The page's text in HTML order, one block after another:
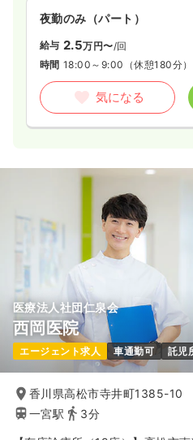
夜勤のみ（パート）
給与 2.5万円〜/回
時間 18:00～9:00 （休憩180分）
気になる
医療法人社団仁泉会
西岡医院
エージェント求人 車通勤可 託児
香川県高松市寺井町1385-10
一宮駅
3分